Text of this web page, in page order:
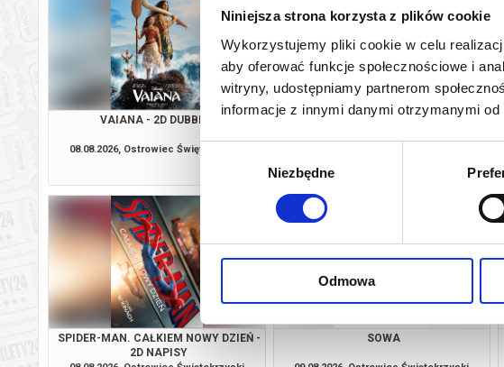
Niniejsza strona korzysta z plików cookie
Wykorzystujemy pliki cookie w celu
aby oferować funkcje społecznościowe i
witryny, udostępniamy partnerom
informacje z innymi danymi otrzymanymi
Wybór
Niezbędne
Odmowa
VAIANA - 2D DUBBING
08.08.2026, Ostrowiec Świętokrzyski
SPIDER-MAN. CAŁKIEM NOWY DZIEŃ -
kup bilet
SPIDER-MAN. CAŁKIEM NOWY DZIEŃ -
2D NAPISY
SOWA